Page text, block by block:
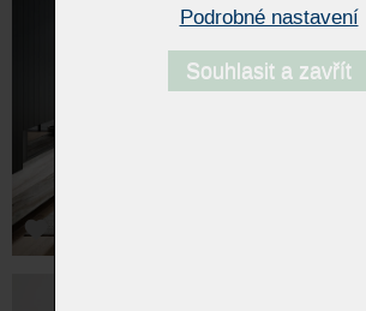
Podrobné nastavení
Souhlasit a zavřít